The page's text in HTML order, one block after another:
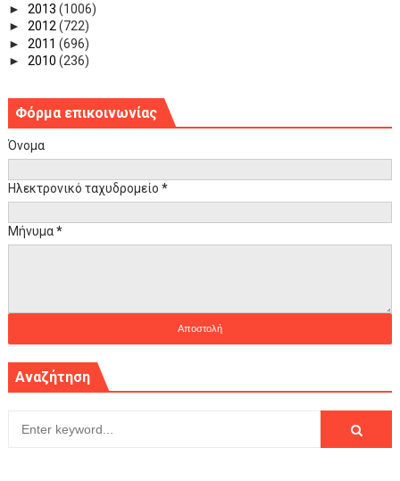
► 2013 (1006)
► 2012(722)
► 2011 (696)
► 2010 (236)
Φόρμα επικοινωνίας
Όνομα
Ηλεκτρονικό ταχυδρομείο *
Μήνυμα*
Αναζήτηση